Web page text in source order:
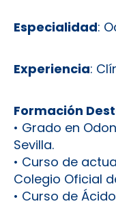
Especialidad:
Experiencia:
Formación
• Grado en
Sevilla.
• Curso de
Colegio Oficial
• Curso de